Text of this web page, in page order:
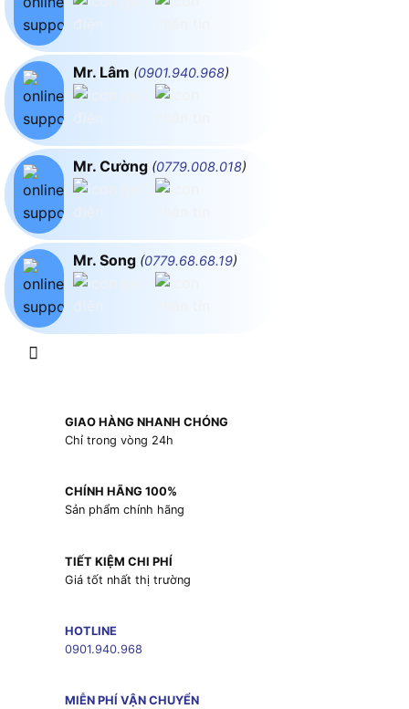
Mr. Lâm (0901.940.968)
Mr. Cường (0779.008.018)
Mr. Song (0779.68.68.19)
GIAO HÀNG NHANH CHÓNG
Chỉ trong vòng 24h
CHÍNH HÃNG 100%
Sản phẩm chính hãng
TIẾT KIỆM CHI PHÍ
Giá tốt nhất thị trường
HOTLINE
0901.940.968
MIỄN PHÍ VẬN CHUYỂN